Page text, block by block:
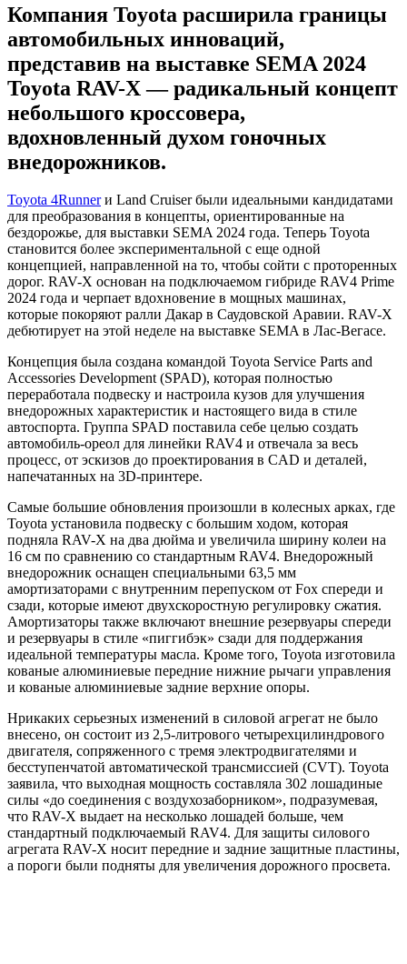
Компания Toyota расширила границы
автомобильных инноваций,
представив на выставке SEMA 2024
Toyota RAV-X — радикальный концепт
небольшого кроссовера,
вдохновленный духом гоночных
внедорожников.
Toyota 4Runnerи Land Cruiser были идеальными кандидатами
для преобразования в концепты, ориентированные на
бездорожье, для выставки SEMA 2024 года. Теперь Toyota
становится более экспериментальной с еще одной
концепцией, направленной на то, чтобы сойти с проторенных
дорог. RAV-X основан на подключаемом гибриде RAV4 Prime
2024 года и черпает вдохновение в мощных машинах,
которые покоряют ралли Дакар в Саудовской Аравии. RAV-X
дебютирует на этой неделе на выставке SEMA в Лас-Вегасе.
Концепция была создана командой Toyota Service Parts and
Accessories Development (SPAD), которая полностью
переработала подвеску и настроила кузов для улучшения
внедорожных характеристик и настоящего вида в стиле
автоспорта. Группа SPAD поставила себе целью создать
автомобиль-ореол для линейки RAV4 и отвечала за весь
процесс, от эскизов до проектирования в CAD и деталей,
напечатанных на 3D-принтере.
Самые большие обновления произошли в колесных арках, где
Toyota установила подвеску с большим ходом, которая
подняла RAV-X на два дюйма и увеличила ширину колеи на
16 см по сравнению со стандартным RAV4. Внедорожный
внедорожник оснащен специальными 63,5 мм
амортизаторами с внутренним перепуском от Fox спереди и
сзади, которые имеют двухскоростную регулировку сжатия.
Амортизаторы также включают внешние резервуары спереди
и резервуары в стиле «пиггибэк» сзади для поддержания
идеальной температуры масла. Кроме того, Toyota изготовила
кованые алюминиевые передние нижние рычаги управления
и кованые алюминиевые задние верхние опоры.
Нрикаких серьезных изменений в силовой агрегат не было
внесено, он состоит из 2,5-литрового четырехцилиндрового
двигателя, сопряженного с тремя электродвигателями и
бесступенчатой ​​автоматической трансмиссией (CVT). Toyota
заявила, что выходная мощность составляла 302 лошадиные
силы «до соединения с воздухозаборником», подразумевая,
что RAV-X выдает на несколько лошадей больше, чем
стандартный подключаемый RAV4. Для защиты силового
агрегата RAV-X носит передние и задние защитные пластины,
а пороги были подняты для увеличения дорожного просвета.